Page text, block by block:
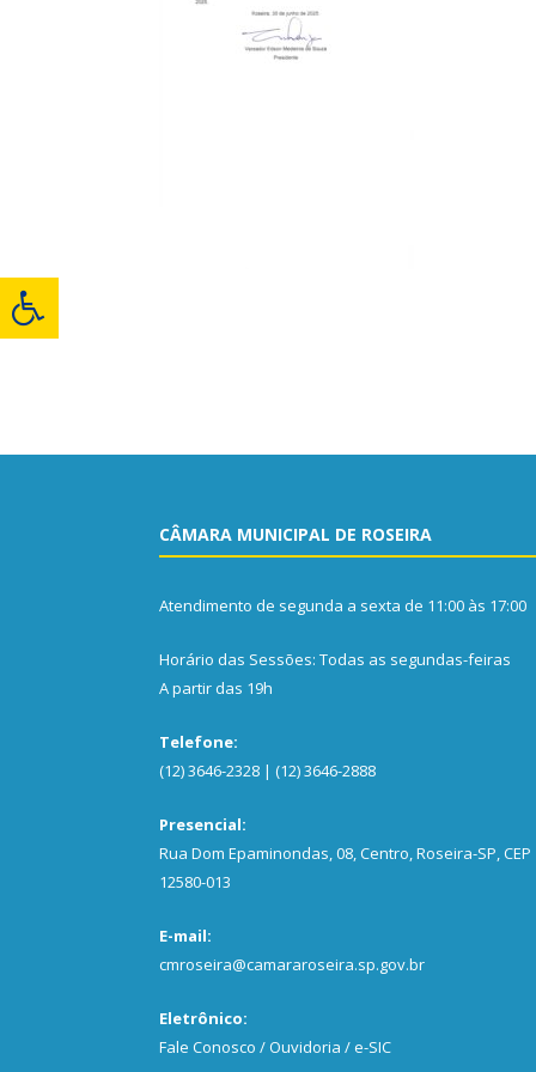
CÂMARA MUNICIPAL DE ROSEIRA
Atendimento de segunda a sexta de 11:00 às 17:00
Horário das Sessões: Todas as segundas-feiras
A partir das 19h
Telefone:
(12) 3646-2328 | (12) 3646-2888
Presencial:
Rua Dom Epaminondas, 08, Centro, Roseira-SP, CEP
12580-013
E-mail:
cmroseira@camararoseira.sp.gov.br
Eletrônico:
Fale Conosco / Ouvidoria / e-SIC